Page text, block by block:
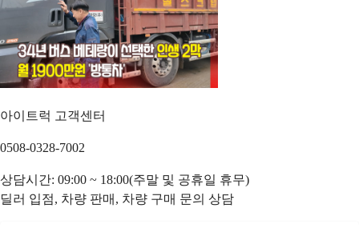
아이트럭 고객센터
0508-0328-7002
상담시간: 09:00 ~ 18:00(주말 및 공휴일 휴무)
딜러 입점, 차량 판매, 차량 구매 문의 상담